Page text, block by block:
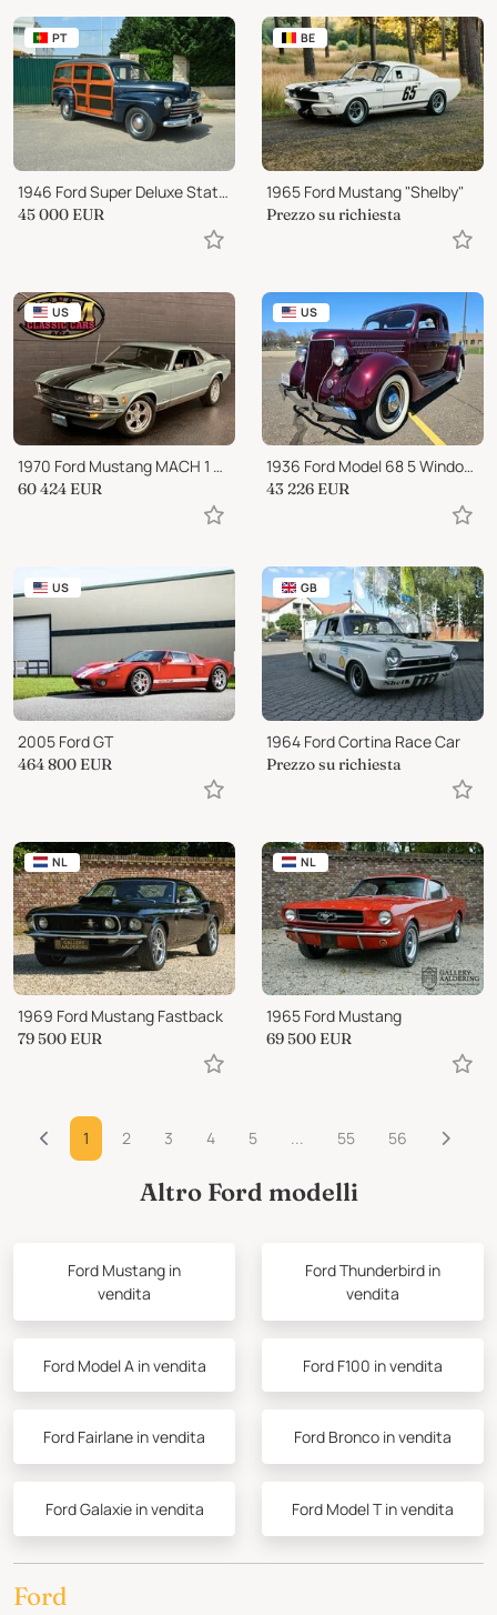
PT
1946 Ford Super Deluxe Station Wagon
45 000 EUR
BE
1965 Ford Mustang "Shelby"
Prezzo su richiesta
US
1970 Ford Mustang MACH 1 M CODE 351ci C6 SHAKER HOOD RESTORED!
60 424 EUR
US
1936 Ford Model 68 5 Window Coupe
43 226 EUR
US
2005 Ford GT
464 800 EUR
GB
1964 Ford Cortina Race Car
Prezzo su richiesta
NL
1969 Ford Mustang Fastback
79 500 EUR
NL
1965 Ford Mustang
69 500 EUR
1 2 3 4 5 ... 55 56
Altro Ford modelli
Ford Mustang in
vendita
Ford Thunderbird in
vendita
Ford Model A in vendita Ford F100 in vendita
Ford Fairlane in vendita Ford Bronco in vendita
Ford Galaxie in vendita Ford Model T in vendita
Ford